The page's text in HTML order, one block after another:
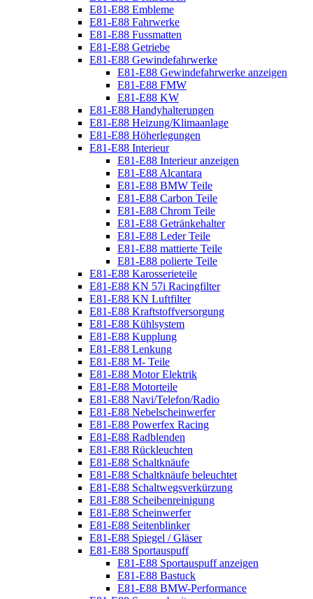
E81-E88 Embleme
E81-E88 Fahrwerke
E81-E88 Fussmatten
E81-E88 Getriebe
E81-E88 Gewindefahrwerke
E81-E88 Gewindefahrwerke anzeigen
E81-E88 FMW
E81-E88 KW
E81-E88 Handyhalterungen
E81-E88 Heizung/Klimaanlage
E81-E88 Höherlegungen
E81-E88 Interieur
E81-E88 Interieur anzeigen
E81-E88 Alcantara
E81-E88 BMW Teile
E81-E88 Carbon Teile
E81-E88 Chrom Teile
E81-E88 Getränkehalter
E81-E88 Leder Teile
E81-E88 mattierte Teile
E81-E88 polierte Teile
E81-E88 Karosserieteile
E81-E88 KN 57i Racingfilter
E81-E88 KN Luftfilter
E81-E88 Kraftstoffversorgung
E81-E88 Kühlsystem
E81-E88 Kupplung
E81-E88 Lenkung
E81-E88 M- Teile
E81-E88 Motor Elektrik
E81-E88 Motorteile
E81-E88 Navi/Telefon/Radio
E81-E88 Nebelscheinwerfer
E81-E88 Powerfex Racing
E81-E88 Radblenden
E81-E88 Rückleuchten
E81-E88 Schaltknäufe
E81-E88 Schaltknäufe beleuchtet
E81-E88 Schaltwegsverkürzung
E81-E88 Scheibenreinigung
E81-E88 Scheinwerfer
E81-E88 Seitenblinker
E81-E88 Spiegel / Gläser
E81-E88 Sportauspuff
E81-E88 Sportauspuff anzeigen
E81-E88 Bastuck
E81-E88 BMW-Performance